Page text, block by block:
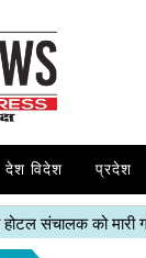
देश विदेश प्रदेश